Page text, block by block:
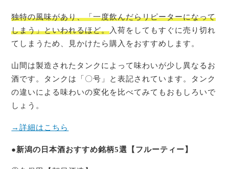
独特の風味があり、「一度飲んだらリピーターになって
しまう」といわれるほど。入荷をしてもすぐに売り切れ
てしまうため、見かけたら購入をおすすめします。
山間は製造されたタンクによって味わいが少し異なるお
酒です。タンクは「〇号」と表記されています。タンク
の違いによる味わいの変化を比べてみてもおもしろいで
しょう。
→詳細はこちら
●新潟の日本酒おすすめ銘柄5選【フルーティー】